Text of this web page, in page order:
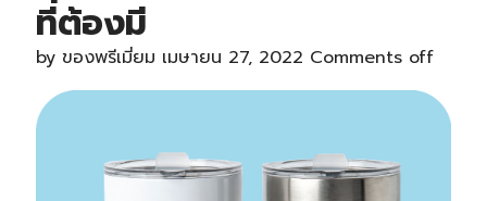
ที่ต้องมี
by ของพรีเมี่ยม เมษายน 27, 2022 Comments off